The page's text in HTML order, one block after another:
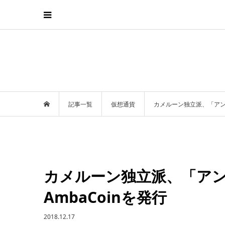
記事一覧 仮想通貨 カメルーン独立派、「ア
カメルーン独立派、「ア
AmbaCoinを発行
2018.12.17